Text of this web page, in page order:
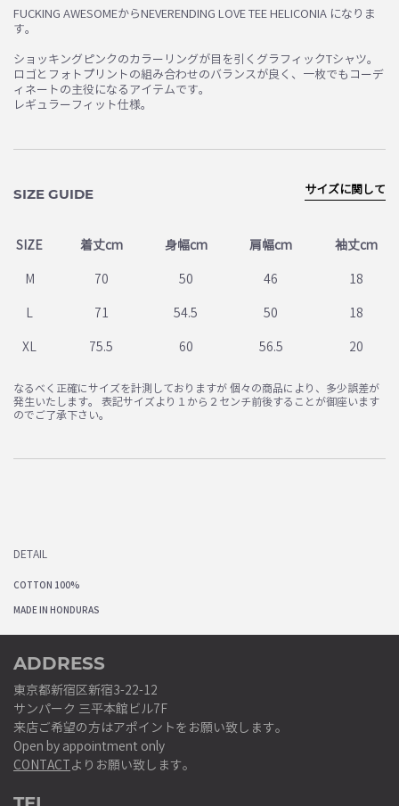
FUCKING AWESOMEからNEVERENDING LOVE TEE HELICONIA になりま
す。
ショッキングピンクのカラーリングが目を引くグラフィックTシャツ。
ロゴとフォトプリントの組み合わせのバランスが良く、一枚でもコーデ
ィネートの主役になるアイテムです。
レギュラーフィット仕様。
SIZE GUIDE
SIZE 着丈cm 身幅cm 肩幅cm 袖丈cm
M 70 50 46 18
L 71 54.5 50 18
XL 75.5 60 56.5 20
サイズに関して
なるべく正確にサイズを計測しておりますが 個々の商品により、多少誤差が
発生いたします。 表記サイズより１から２センチ前後することが御座います
のでご了承下さい。
DETAIL
COTTON 100%
MADE IN HONDURAS
ADDRESS
東京都新宿区新宿3-22-12
サンパーク 三平本館ビル7F
来店ご希望の方はアポイントをお願い致します。
Open by appointment only
CONTACTよりお願い致します。